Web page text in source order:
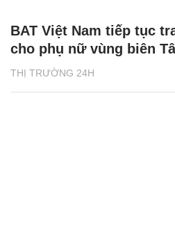
THỊ TRƯỜNG 24H
BAT Việt Nam tiếp tục
cho phụ nữ vùng biên